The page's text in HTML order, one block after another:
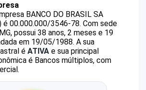
BANCO DO BRASIL SA
é 00.000.000/3546-78. Com sede
possui 38 anos, 2 meses e 19
em 19/05/1988. A sua
é ATIVA e sua principal
é Bancos múltiplos, com